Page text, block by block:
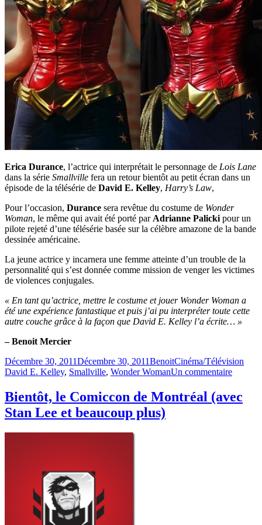
Erica Durance, l’actrice qui interprétait le personnage de Lois Lane
dans la série Smallville fera un retour bientôt au petit écran dans un
épisode de la télésérie de David E. Kelley, Harry’s Law,
Pour l’occasion, Durance sera revêtue du costume de Wonder
Woman, le même qui avait été porté parAdrianne Palickipour un
pilote rejeté d’une télésérie basée sur la célèbre amazone de la bande
dessinée américaine.
La jeune actrice y incarnera une femme atteinte d’un trouble de la
personnalité qui s’est donnée comme mission de venger les victimes
de violences conjugales.
« En tant qu’actrice, mettre le costume et jouer Wonder Woman a
été une expérience fantastique et puis j’ai pu interpréter toute cette
autre couche grâce à la façon que David E. Kelley l’a écrite… »
– Benoit Mercier
Publié
le
Décembre 30, 2011Décembre 30, 2011BenoitCatégories
Cinéma/Télévision
David E. Kelley, Smallville, Wonder WomanUn commentairesur
en
Bientôt, le Comiccon de Montréal (avec
Stan Lee et beaucoup plus)